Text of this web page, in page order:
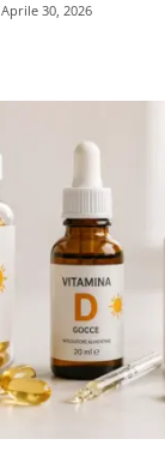
Aprile 30, 2026